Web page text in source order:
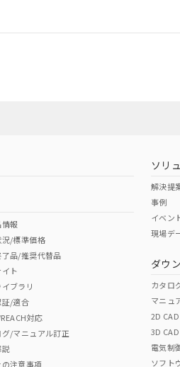
ダウンロードはこ
Cr(VI)
ても、流通在庫等で未対応品が混在
（日本
報
況/標準価格
了品/推奨代替品
ト
ブラリ
証/適合
対応
/マニュアル訂正
説
注意事項
ソリ
解決提
事例
イベン
現場デ
ダウ
カタロ
マニュ
2D CAD
3D CAD
電気制
ソフト